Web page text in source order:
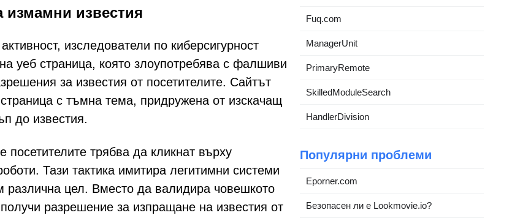
измамни известия
изследователи по киберсигурност
уеб страница, която злоупотребява с фалшиви
за известия от посетителите. Сайтът
с тъмна тема, придружена от изскачащ
до известия.
трябва да кликнат върху
Тази тактика имитира легитимни системи
различна цел. Вместо да валидира човешкото
разрешение за изпращане на известия от
Fuq.com
ManagerUnit
PrimaryRemote
SkilledModuleSearch
HandlerDivision
Популярни проблеми
Eporner.com
Безопасен ли е Lookmovie.io?